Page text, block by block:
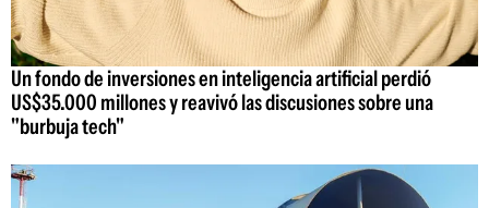
Un fondo de inversiones en inteligencia artificial perdió
US$35.000 millones y reavivó las discusiones sobre una
"burbuja tech"